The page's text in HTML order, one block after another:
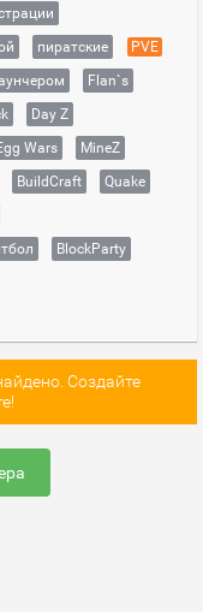
пиратские
PVE
Flan`s
Day Z
Wars
MineZ
BuildCraft
Quake
BlockParty
Создайте